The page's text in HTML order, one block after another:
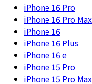
iPhone 16 Pro
iPhone 16 Pro Max
iPhone 16
iPhone 16 Plus
iPhone 16 e
iPhone 15 Pro
iPhone 15 Pro Max